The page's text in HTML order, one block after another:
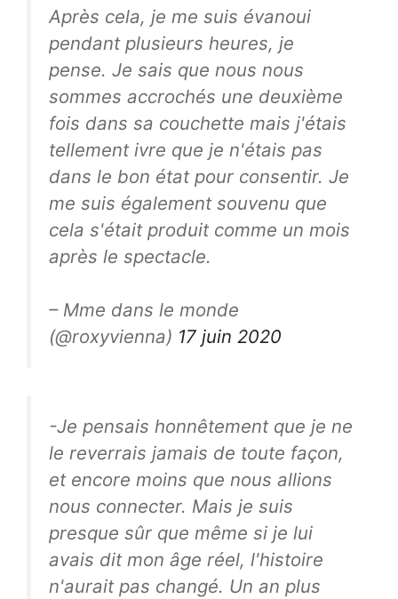
Après cela, je me suis évanoui
pendant plusieurs heures, je
pense. Je sais que nous nous
sommes accrochés une deuxième
fois dans sa couchette mais j'étais
tellement ivre que je n'étais pas
dans le bon état pour consentir. Je
me suis également souvenu que
cela s'était produit comme un mois
après le spectacle.
– Mme dans le monde
(@roxyvienna) 17 juin 2020
-Je pensais honnêtement que je ne
le reverrais jamais de toute façon,
et encore moins que nous allions
nous connecter. Mais je suis
presque sûr que même si je lui
avais dit mon âge réel, l'histoire
n'aurait pas changé. Un an plus